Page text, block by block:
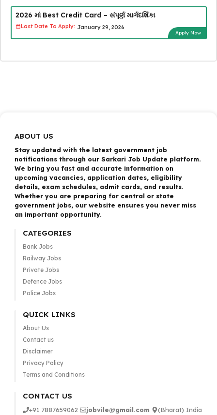
2026 માં Best Credit Card – સંપૂર્ણ માર્ગદર્શિકા
Last Date To Apply: January 29, 2026
Apply Now
ABOUT US
Stay updated with the latest government job
notifications through our Sarkari Job Update platform.
We bring you fast and accurate information on
upcoming vacancies, application dates, eligibility
details, exam schedules, admit cards, and results.
Whether you are preparing for central or state
government jobs, our website ensures you never miss
an important opportunity.
CATEGORIES
Bank Jobs
Railway Jobs
Private Jobs
Defence Jobs
Police Jobs
QUICK LINKS
About Us
Contact us
Disclaimer
Privacy Policy
Terms and Conditions
CONTACT US
+91 7887659062 jobvile@gmail.com (Bharat) India